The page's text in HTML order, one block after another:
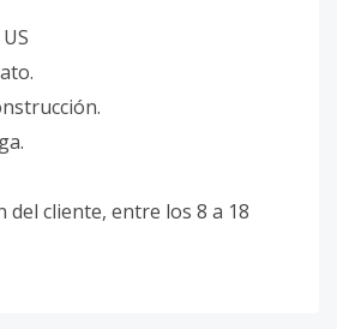
del cliente, entre los 8 a 18